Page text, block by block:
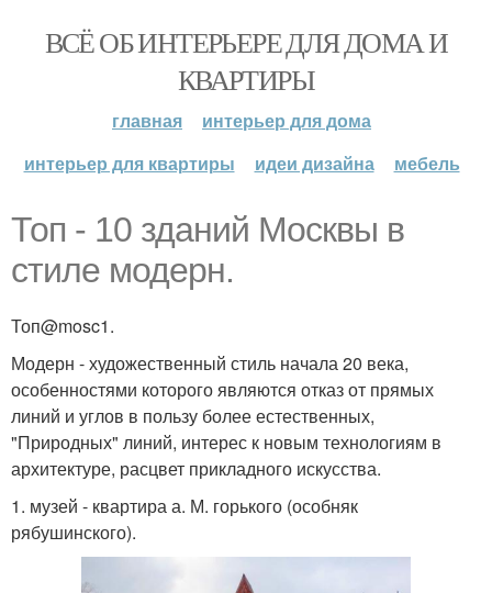
ВСЁ ОБ ИНТЕРЬЕРЕ ДЛЯ ДОМА И
КВАРТИРЫ
главная
интерьер для дома
интерьер для квартиры
идеи дизайна мебель
Топ - 10 зданий Москвы в
стиле модерн.
Топ@mosc1.
Модерн - художественный стиль начала 20 века,
особенностями которого являются отказ от прямых
линий и углов в пользу более естественных,
"Природных" линий, интерес к новым технологиям в
архитектуре, расцвет прикладного искусства.
1. музей - квартира а. М. горького (особняк
рябушинского).